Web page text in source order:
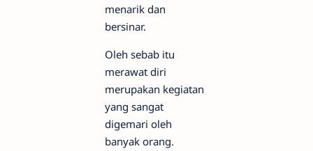
menarik dan
bersinar.
Oleh sebab itu
merawat diri
merupakan kegiatan
yang sangat
digemari oleh
banyak orang.